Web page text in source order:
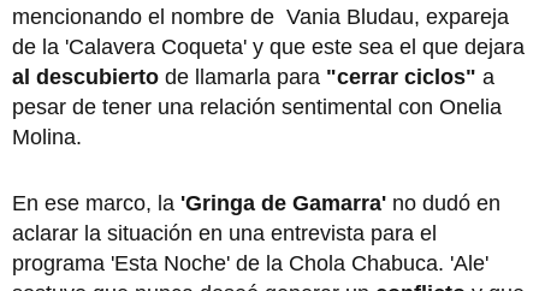
mencionando el nombre de Vania Bludau, expareja
de la 'Calavera Coqueta' y que este sea el que dejara
al descubierto de llamarla para "cerrar ciclos" a
pesar de tener una relación sentimental con Onelia
Molina.
En ese marco, la 'Gringa de Gamarra' no dudó en
aclarar la situación en una entrevista para el
programa 'Esta Noche' de la Chola Chabuca. 'Ale'